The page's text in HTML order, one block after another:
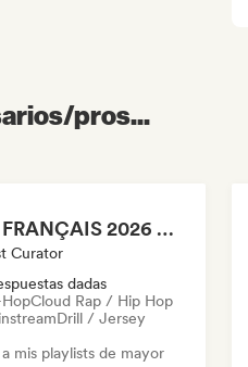
pros...
RAP FRANÇAIS 2026 🔥🇫🇷 (Way Records)
Curator
dadas
Cloud Rap / Hip Hop
Drill / Jersey
mis playlists de mayor